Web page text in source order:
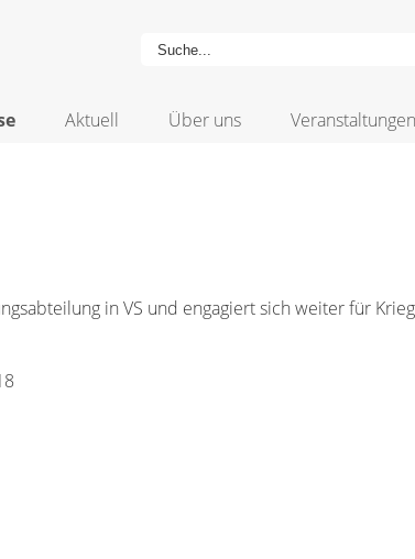
Aktuell Über uns Veranstaltungen
in VS und engagiert sich weiter für